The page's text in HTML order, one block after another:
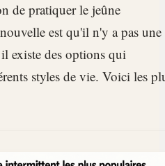
de pratiquer le jeûne
est qu'il n'y a pas une
existe des options qui
styles de vie. Voici les